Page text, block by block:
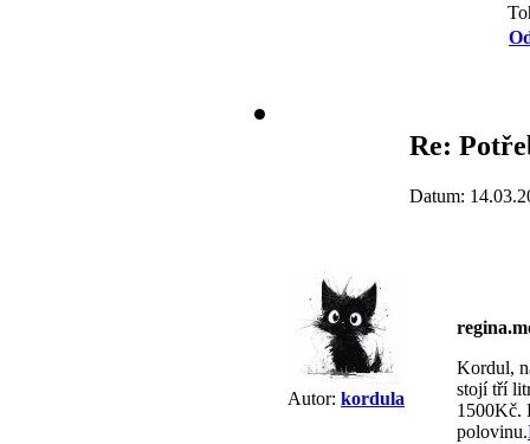
Autor: kordula
Re:
Datum:
Kordul,
stojí tří
1500Kč.
polovinu.